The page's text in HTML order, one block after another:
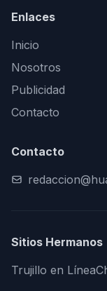
Enlaces
Inicio
Nosotros
Publicidad
Contacto
Contacto
Sitios Hermanos
Trujillo en Línea